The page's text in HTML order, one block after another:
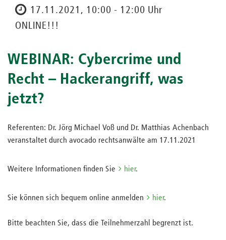
17.11.2021, 10:00 - 12:00 Uhr
ONLINE!!!
WEBINAR: Cybercrime und
Recht – Hackerangriff, was
jetzt?
Referenten: Dr. Jörg Michael Voß und Dr. Matthias Achenbach
veranstaltet durch avocado rechtsanwälte am 17.11.2021
Weitere Informationen finden Sie hier.
Sie können sich bequem online anmelden hier.
Bitte beachten Sie, dass die Teilnehmerzahl begrenzt ist.